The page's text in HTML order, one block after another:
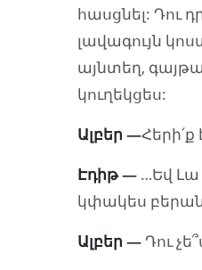
հասցնել: Դու
լավագույն
այնտեղ,
կուղեկցես:
Ալբեր —Հերի՛ք
Էդիթ— …Եվ Լա
կփակես
Ալբեր —Դու